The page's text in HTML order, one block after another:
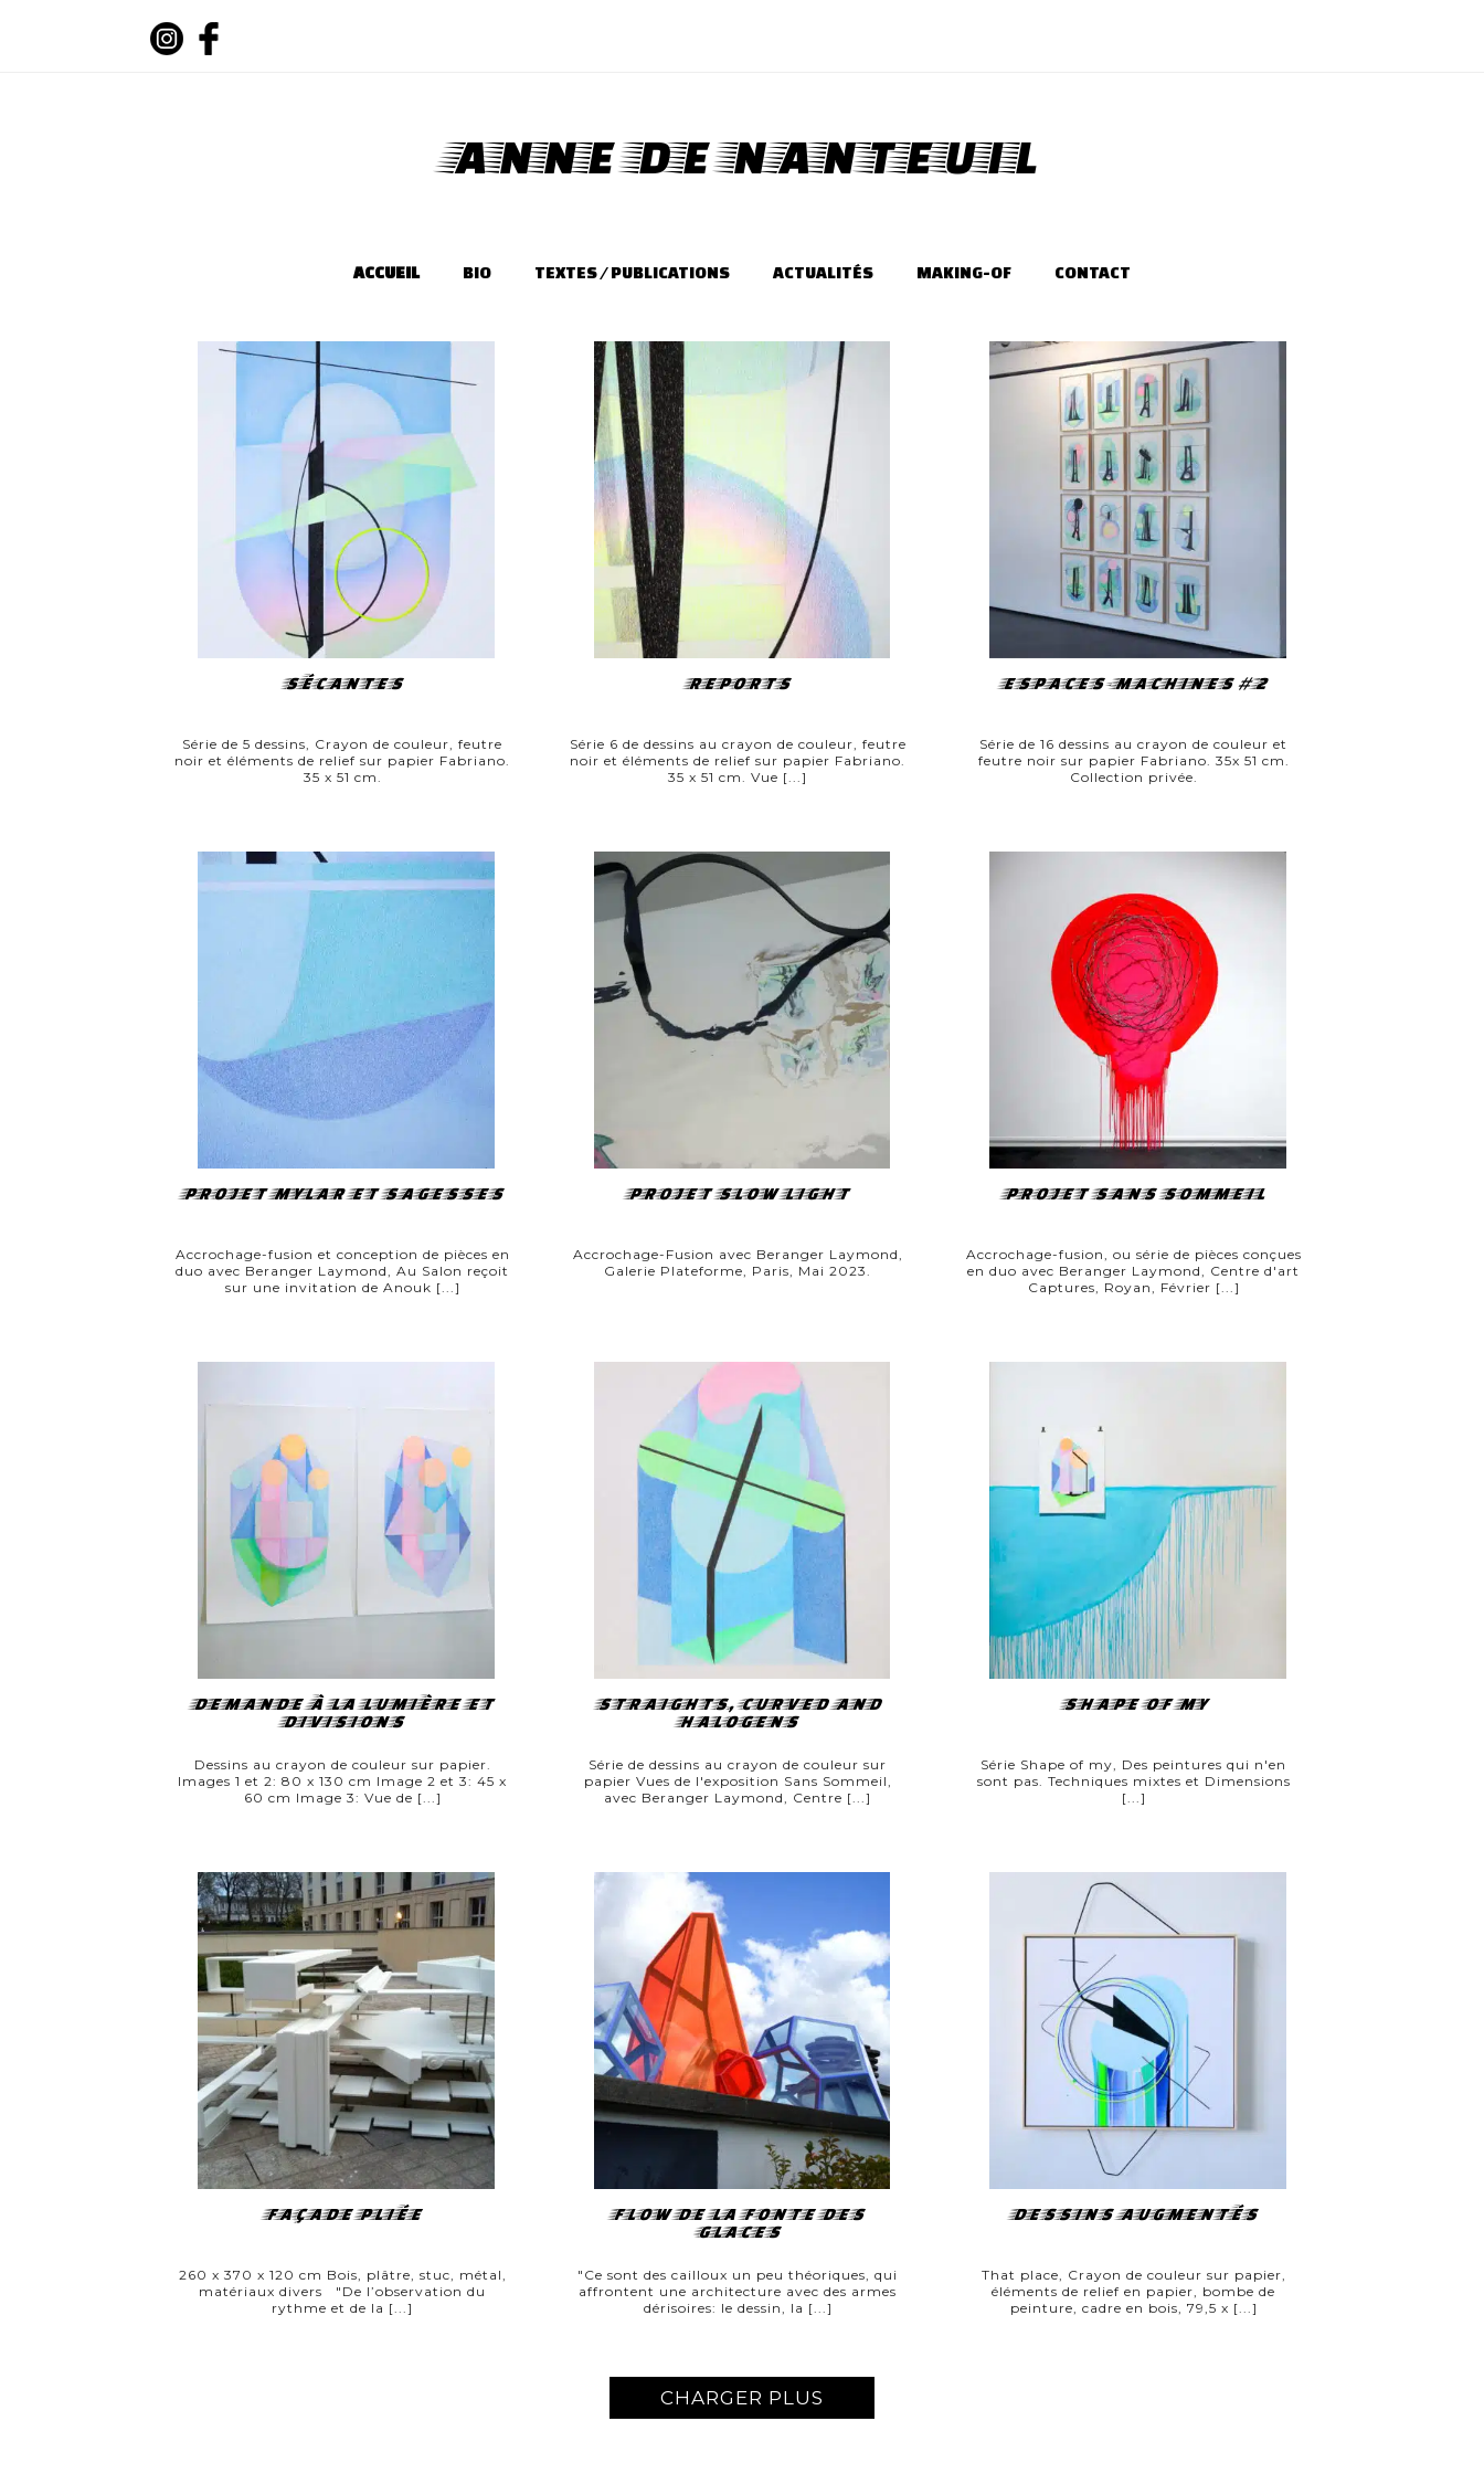
ANNE DE NANTEUIL
ACCUEIL BIO TEXTES / PUBLICATIONS ACTUALITÉS MAKING-OF CONTACT
SÉCANTES
Série de 5 dessins, Crayon de couleur, feutre
noir et éléments de relief sur papier Fabriano.
35 x 51 cm.
REPORTS
Série 6 de dessins au crayon de couleur, feutre
noir et éléments de relief sur papier Fabriano.
35 x 51 cm. Vue [...]
ESPACES-MACHINES #2
Série de 16 dessins au crayon de couleur et
feutre noir sur papier Fabriano. 35x 51 cm.
Collection privée.
PROJET MYLAR ET SAGESSES
Accrochage-fusion et conception de pièces en
duo avec Beranger Laymond, Au Salon reçoit
sur une invitation de Anouk [...]
PROJET SLOW LIGHT
Accrochage-Fusion avec Beranger Laymond,
Galerie Plateforme, Paris, Mai 2023.
PROJET SANS SOMMEIL
Accrochage-fusion, ou série de pièces conçues
en duo avec Beranger Laymond, Centre d'art
Captures, Royan, Février [...]
DEMANDE À LA LUMIÈRE ET
DIVISIONS
Dessins au crayon de couleur sur papier.
Images 1 et 2: 80 x 130 cm Image 2 et 3: 45 x
60 cm Image 3: Vue de [...]
STRAIGHTS, CURVED AND
HALOGENS
Série de dessins au crayon de couleur sur
papier Vues de l'exposition Sans Sommeil,
avec Beranger Laymond, Centre [...]
SHAPE OF MY
Série Shape of my, Des peintures qui n'en
sont pas. Techniques mixtes et Dimensions
[...]
FAÇADE PLIÉE
260 x 370 x 120 cm Bois, plâtre, stuc, métal,
matériaux divers "De l’observation du
rythme et de la [...]
FLOW DE LA FONTE DES
GLACES
"Ce sont des cailloux un peu théoriques, qui
affrontent une architecture avec des armes
dérisoires: le dessin, la [...]
DESSINS AUGMENTÉS
That place, Crayon de couleur sur papier,
éléments de relief en papier, bombe de
peinture, cadre en bois, 79,5 x [...]
CHARGER PLUS